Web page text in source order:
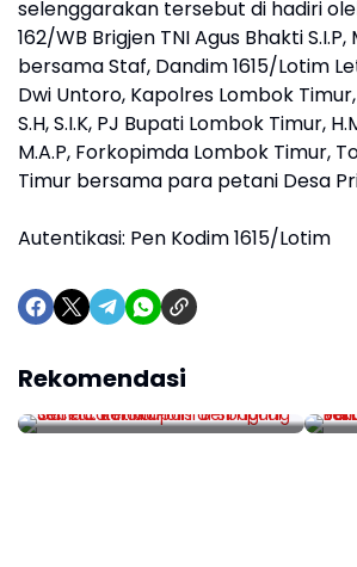
selenggarakan tersebut di hadiri
162/WB Brigjen TNI Agus Bhakti S.I.P,
bersama Staf, Dandim 1615/Lotim
Dwi Untoro, Kapolres Lombok
S.H, S.I.K, PJ Bupati Lombok Timur,
M.A.P, Forkopimda Lombok Timur,
Timur bersama para petani Desa
Autentikasi: Pen Kodim 1615/Lotim
Rekomendasi
Simpang Cunda: Ketika
Barokah